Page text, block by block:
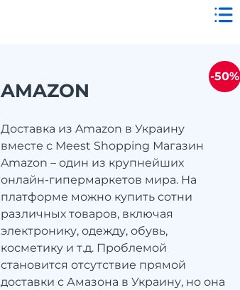
AMAZON
Доставка из Amazon в Украину
вместе с Meest Shopping Магазин
Amazon – один из крупнейших
онлайн-гипермаркетов мира. На
платформе можно купить сотни
различных товаров, включая
электронику, одежду, обувь,
косметику и т.д. Проблемой
становится отсутствие прямой
доставки с Амазона в Украину, но она
-50%